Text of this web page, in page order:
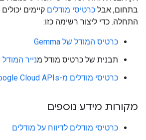
בתחום, אבל כרטיסי מודלים קיימים
התחלה. כדי ליצור רשימה כזו:
כרטיס המודל של Gemma
תבנית של כרטיס מודל מנייר
כרטיסי מודלים מ-Google Cloud APIs
מקורות מידע נוספים
כרטיסי מודלים לדיווח על מודלים